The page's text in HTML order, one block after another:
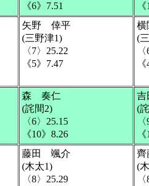
《6》7.51
矢野 倖平
(三野津1)
〈7〉25.22
《5》7.47
(
森 奏仁
(詫間2)
〈6〉25.15
《10》8.26
(
藤田 颯介
(木太1)
〈8〉25.29
(